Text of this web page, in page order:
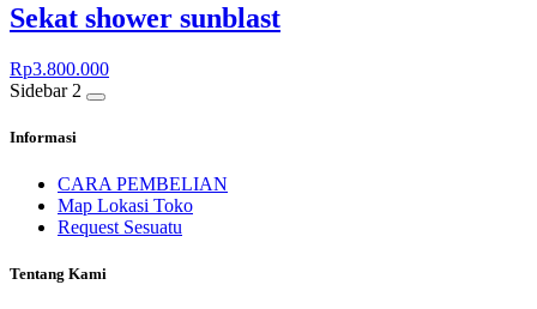
Sekat shower sunblast
Rp3.800.000
Sidebar 2
Informasi
CARA PEMBELIAN
Map Lokasi Toko
Request Sesuatu
Tentang Kami